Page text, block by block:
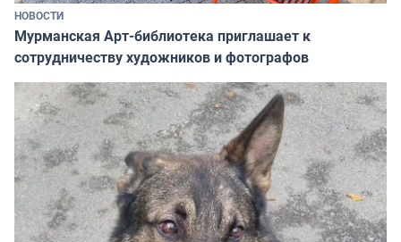
НОВОСТИ
Мурманская Арт-библиотека приглашает к
сотрудничеству художников и фотографов